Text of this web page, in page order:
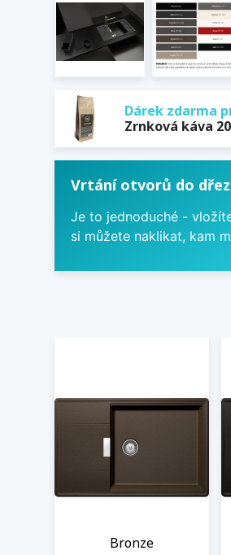
Dárek zdarma
Zrnková káva
Vrtání otvorů do
Je to jednoduché -
si můžete naklikat, kam
Bronze